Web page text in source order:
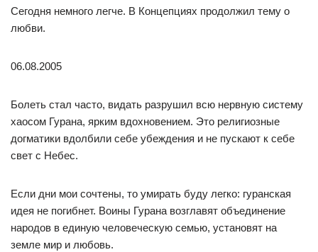
Сегодня немного легче. В Концепциях продолжил тему о
любви.
06.08.2005
Болеть стал часто, видать разрушил всю нервную систему
хаосом Гурана, ярким вдохновением. Это религиозные
догматики вдолбили себе убеждения и не пускают к себе
свет с Небес.
Если дни мои сочтены, то умирать буду легко: гуранская
идея не погибнет. Воины Гурана возглавят объединение
народов в единую человеческую семью, установят на
земле мир и любовь.